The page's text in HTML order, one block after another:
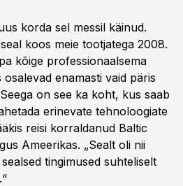
korda sel messil käinud.
koos meie tootjatega 2008.
kõige professionaalsema
enamasti vaid päris
on see ka koht, kus saab
erinevate tehnoloogiate
reisi korraldanud Baltic
Ameerikas. „Sealt oli nii
tingimused suhteliselt